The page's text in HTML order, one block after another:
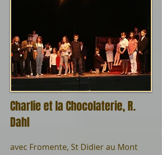
Charlie et la Chocolaterie, R.
Dahl
avec Fromente, St Didier au Mont